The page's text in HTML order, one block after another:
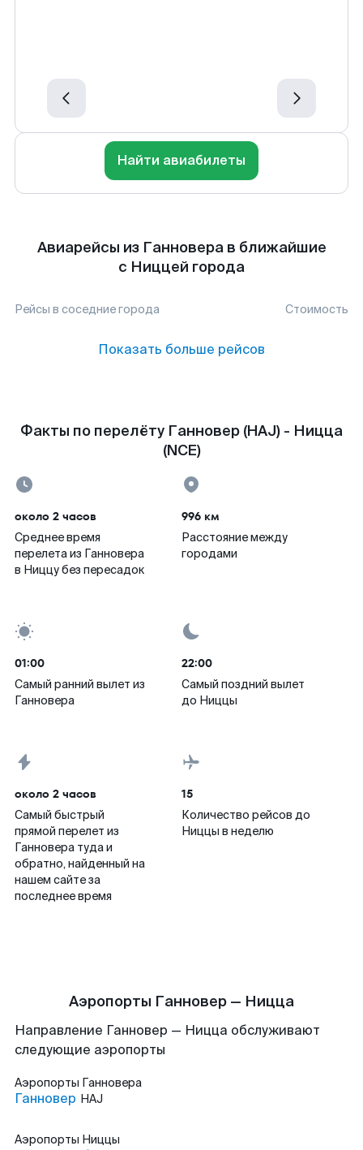
Найти авиабилеты
Авиарейсы из Ганновера в ближайшие
с Ниццей города
Рейсы в соседние города Стоимость
Показать больше рейсов
Факты по перелёту Ганновер (HAJ) - Ницца
(NCE)
около 2 часов
Среднее время
перелета из Ганновера
в Ниццу без пересадок
996 км
Расстояние между
городами
01:00
Самый ранний вылет из
Ганновера
22:00
Самый поздний вылет
до Ниццы
около 2 часов
Самый быстрый
прямой перелет из
Ганновера туда и
обратно, найденный на
нашем сайте за
последнее время
15
Количество рейсов до
Ниццы в неделю
Аэропорты Ганновер — Ницца
Направление Ганновер — Ницца обслуживают
следующие аэропорты
Аэропорты Ганновера
Ганновер HAJ
Аэропорты Ниццы